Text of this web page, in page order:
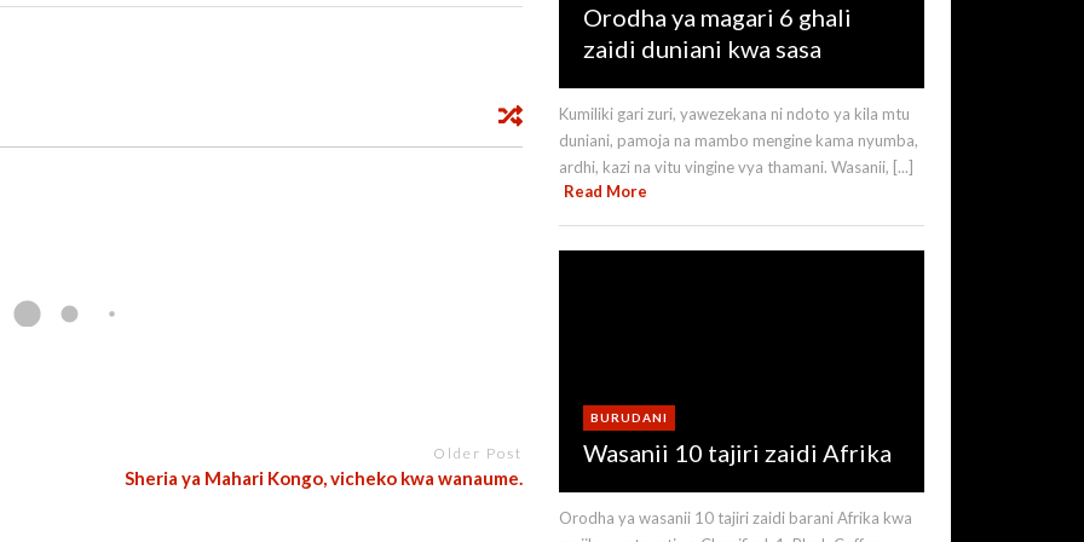
Older Post
Sheria ya Mahari Kongo, vicheko kwa wanaume.
Orodha ya magari 6 ghali
zaidi duniani kwa sasa
Kumiliki gari zuri, yawezekana ni ndoto ya kila mtu
duniani, pamoja na mambo mengine kama nyumba,
ardhi, kazi na vitu vingine vya thamani. Wasanii, [...]
Read More
BURUDANI
Wasanii 10 tajiri zaidi Afrika
Orodha ya wasanii 10 tajiri zaidi barani Afrika kwa